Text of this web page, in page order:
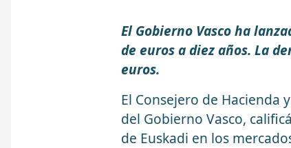
El Gobierno Vasco ha
de euros a diez años. La
euros.
El Consejero de Hacienda
del Gobierno Vasco,
de Euskadi en los